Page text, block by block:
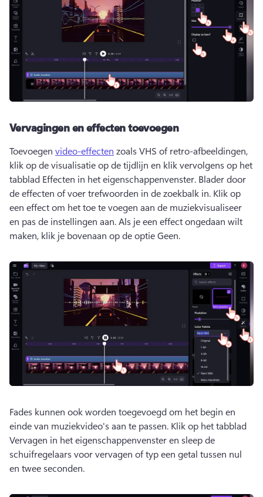
Vervagingen en effecten toevoegen
Toevoegen video-effecten zoals VHS of retro-afbeeldingen,
klik op de visualisatie op de tijdlijn en klik vervolgens op het
tabblad Effecten in het eigenschappenvenster. Blader door
de effecten of voer trefwoorden in de zoekbalk in. Klik op
een effect om het toe te voegen aan de muziekvisualiseer
en pas de instellingen aan. Als je een effect ongedaan wilt
maken, klik je bovenaan op de optie Geen.
Fades kunnen ook worden toegevoegd om het begin en
einde van muziekvideo's aan te passen. Klik op het tabblad
Vervagen in het eigenschappenvenster en sleep de
schuifregelaars voor vervagen of typ een getal tussen nul
en twee seconden.